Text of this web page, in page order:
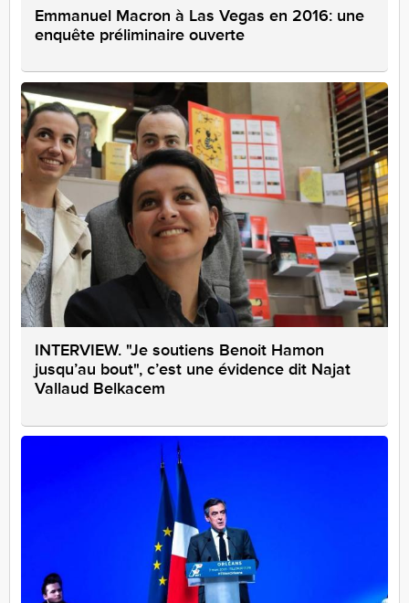
Emmanuel Macron à Las Vegas en 2016: une
enquête préliminaire ouverte
INTERVIEW. "Je soutiens Benoit Hamon
jusqu’au bout", c’est une évidence dit Najat
Vallaud Belkacem